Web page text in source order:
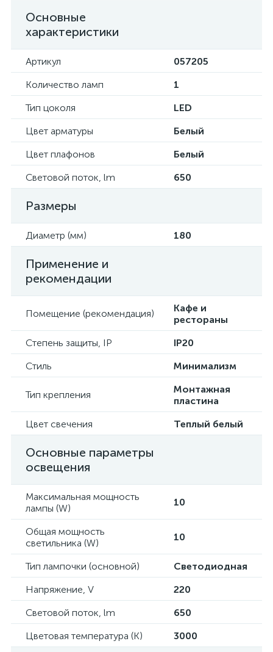
Основные
характеристики
Артикул
057205
Количество ламп
1
Тип цоколя
LED
Цвет арматуры
Белый
Цвет плафонов
Белый
Световой поток, lm
650
Размеры
Диаметр (мм) 180
Применение и
рекомендации
Помещение (рекомендация)
Кафе и
рестораны
Степень защиты, IP
IP20
Стиль
Минимализм
Тип крепления
Монтажная
пластина
Цвет свечения
Теплый белый
Основные параметры
освещения
Максимальная мощность
лампы (W)
10
Общая мощность
светильника (W)
10
Тип лампочки (основной)
Светодиодная
Напряжение, V
220
Световой поток, lm
650
Цветовая температура (К)
3000